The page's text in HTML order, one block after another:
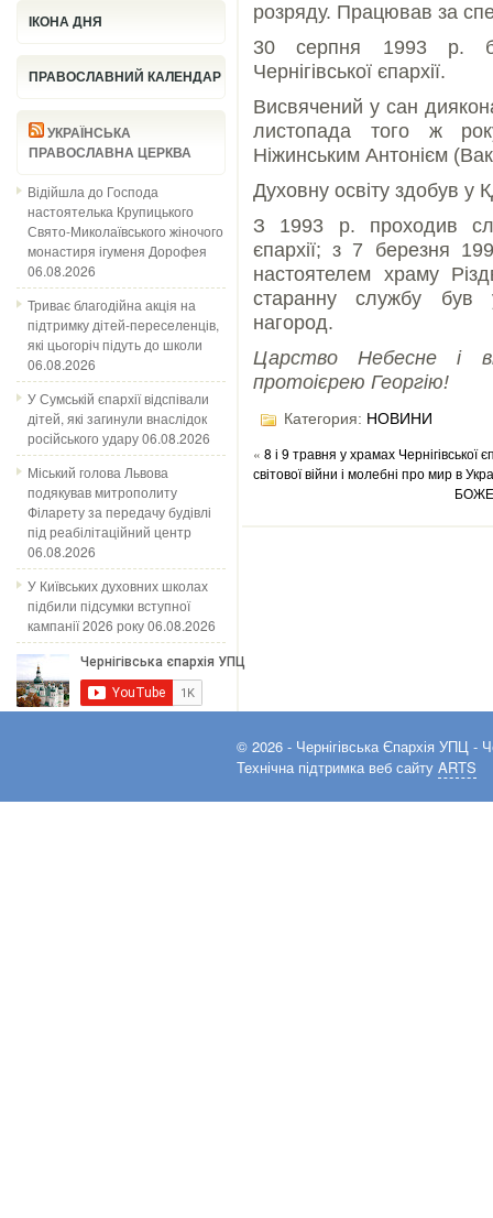
ІКОНА ДНЯ
ПРАВОСЛАВНИЙ КАЛЕНДАР
УКРАЇНСЬКА
ПРАВОСЛАВНА ЦЕРКВА
Відійшла до Господа
настоятелька Крупицького
Свято-Миколаївського жіночого
монастиря ігуменя Дорофея
06.08.2026
Триває благодійна акція на
підтримку дітей-переселенців,
які цьогоріч підуть до школи
06.08.2026
У Сумській єпархії відспівали
дітей, які загинули внаслідок
російського удару06.08.2026
Міський голова Львова
подякував митрополиту
Філарету за передачу будівлі
під реабілітаційний центр
06.08.2026
У Київських духовних школах
підбили підсумки вступної
кампанії 2026 року06.08.2026
розряду. Працював за
30 серпня 1993 р.
Чернігівської єпархії.
Висвячений у сан
листопада того ж
Ніжинським Антонієм
Духовну освіту здобув у
З 1993 р. проходив
єпархії; з 7 березня
настоятелем храму
старанну службу був
нагород.
Царство Небесне і
протоієрею Георгію!
Категория: НОВИНИ
« 8 і 9 травня у храмах Чернігівської
світової війни і молебні про мир в
© 2026 - Чернігівська Єпархія УПЦ -
Технічна підтримка веб сайту ARTS